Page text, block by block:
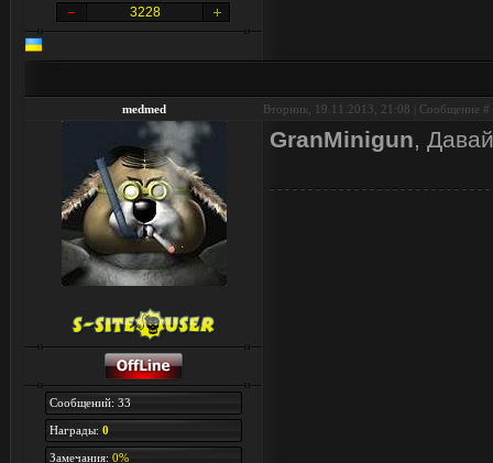
3228
medmed Вторник, 19.11.2013, 21:08 | Сообщение #
Сообщений: 33
Награды: 0
Замечания: 0%
GranMinigun,